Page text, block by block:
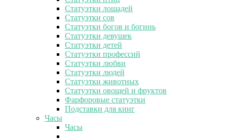
Статуэтки лошадей
Статуэтки сов
Статуэтки богов и богинь
Статуэтки девушек
Статуэтки детей
Статуэтки профессий
Статуэтки любви
Статуэтки людей
Статуэтки животных
Статуэтки овощей и фруктов
Фарфоровые статуэтки
Подставки для книг
Часы
Часы